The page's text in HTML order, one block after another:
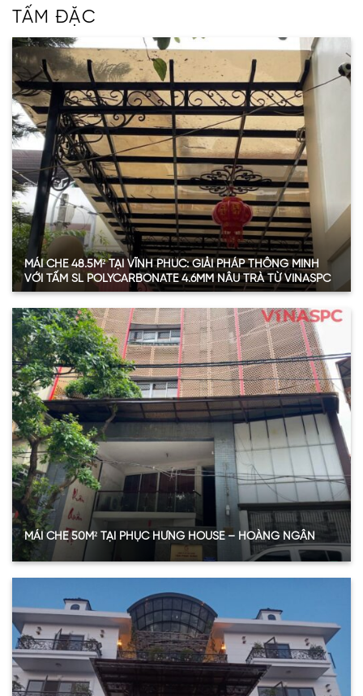
TẤM ĐẶC
MÁI CHE 48.5M² TẠI VĨNH PHÚC: GIẢI PHÁP THÔNG MINH
VỚI TẤM SL POLYCARBONATE 4.6MM NÂU TRÀ TỪ VINASPC
Hạng mục Thông tin
Diện tích lắp đặt 48.5 m²
Loại vật liệu SL Polycarbonate đặc ruột
Độ dày tấm 4.6 mm
Màu sắc Nâu trà (Bronze)
Vị trí sử dụng Mái che sân trước và hành lang nhỏ
Xem thêm
MÁI CHE 50M² TẠI PHỤC HƯNG HOUSE – HOÀNG NGÂN
Diện tích lắp đặt 50 m²
Vật liệu SL Polycarbonate đặc ruột
Độ dày 6mm
Màu sắc Nâu trà (Bronze)